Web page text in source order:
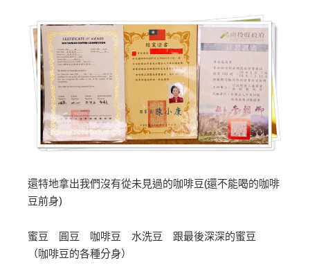
還特地拿出我們沒有從未見過的咖啡豆(還不能喝的咖啡
豆前身)
蜜豆 圓豆 咖啡豆 水洗豆 跟最後深深的蜜豆
（咖啡豆的各種分身）